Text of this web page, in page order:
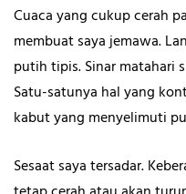
Cuaca yang cukup cerah
membuat saya jemawa.
putih tipis. Sinar matahari
Satu-satunya hal yang
kabut yang menyelimuti
Sesaat saya tersadar.